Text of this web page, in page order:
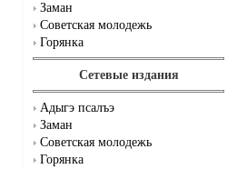
Заман
Советская молодежь
Горянка
Сетевые издания
Адыгэ псалъэ
Заман
Советская молодежь
Горянка